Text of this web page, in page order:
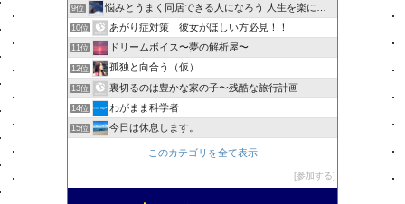
9位 悩みとうまく同居できる人になろう 人生を楽に生きる簡単な…
10位 あがり症対策 彼女がほしい方必見！！
11位 ドリームボイス〜夢の解析屋〜
12位 孤独と向合う（仮）
13位 裏切るのは豊かな家の子〜残酷な旅行計画
14位 わがまま科学者
15位 今日は休息します。
このカテゴリを全て表示
参加する